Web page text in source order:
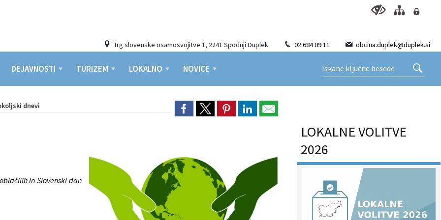
Trg slovenske osamosvojitve 1, 2241 Spodnji Duplek 02 684 09 11 obcina.duplek@duplek.si
DEJAVNOSTI TURIZEM LOKALNO NOVICE
dnevi
in Slovenski dan
LOKALNE VOLITVE
2026